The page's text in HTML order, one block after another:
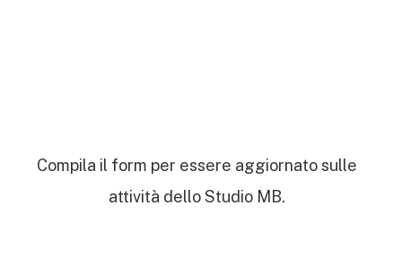
Compila il form per essere aggiornato sulle
attività dello Studio MB.